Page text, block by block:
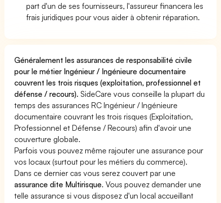
part d'un de ses fournisseurs, l'assureur financera les
frais juridiques pour vous aider à obtenir réparation.
Généralement les assurances de responsabilité civile
pour le métier Ingénieur / Ingénieure documentaire
couvrent les trois risques (exploitation, professionnel et
défense / recours). SideCare vous conseille la plupart du
temps des assurances RC Ingénieur / Ingénieure
documentaire couvrant les trois risques (Exploitation,
Professionnel et Défense / Recours) afin d'avoir une
couverture globale.
Parfois vous pouvez même rajouter une assurance pour
vos locaux (surtout pour les métiers du commerce).
Dans ce dernier cas vous serez couvert par une
assurance dite Multirisque. Vous pouvez demander une
telle assurance si vous disposez d'un local accueillant